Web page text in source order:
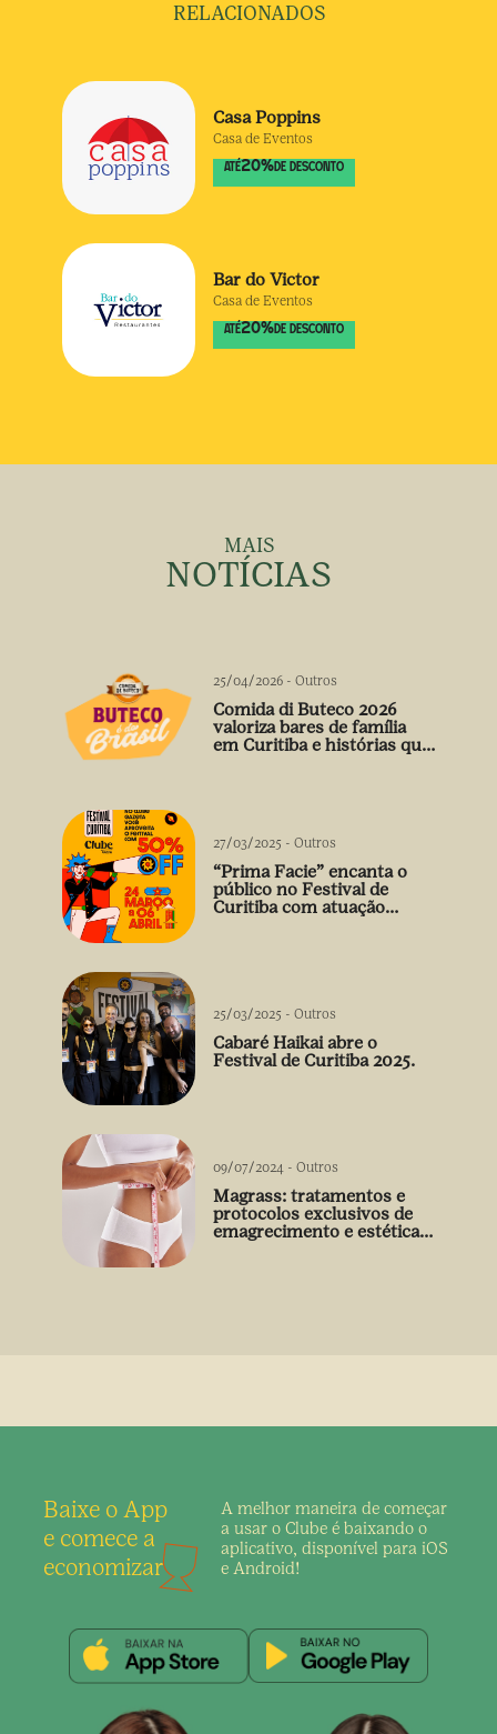
RELACIONADOS
Casa Poppins
Casa de Eventos
ATÉ20% DE DESCONTO
Bar do Victor
Casa de Eventos
ATÉ20% DE DESCONTO
MAIS
NOTÍCIAS
25/04/2026 - Outros
Comida di Buteco 2026
valoriza bares de família
em Curitiba e histórias que
27/03/2025 - Outros
“Prima Facie” encanta o
público no Festival de
Curitiba com atuação
25/03/2025 - Outros
Cabaré Haikai abre o
Festival de Curitiba 2025.
09/07/2024 - Outros
Magrass: tratamentos e
protocolos exclusivos de
emagrecimento e estética
Baixe o App
e comece a
economizar
A melhor maneira de começar
a usar o Clube é baixando o
aplicativo, disponível para iOS
e Android!